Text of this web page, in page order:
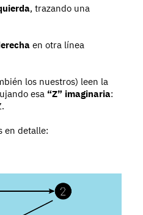
, trazando una
en otra línea
los nuestros) leen la
esa “Z” imaginaria:
en detalle: